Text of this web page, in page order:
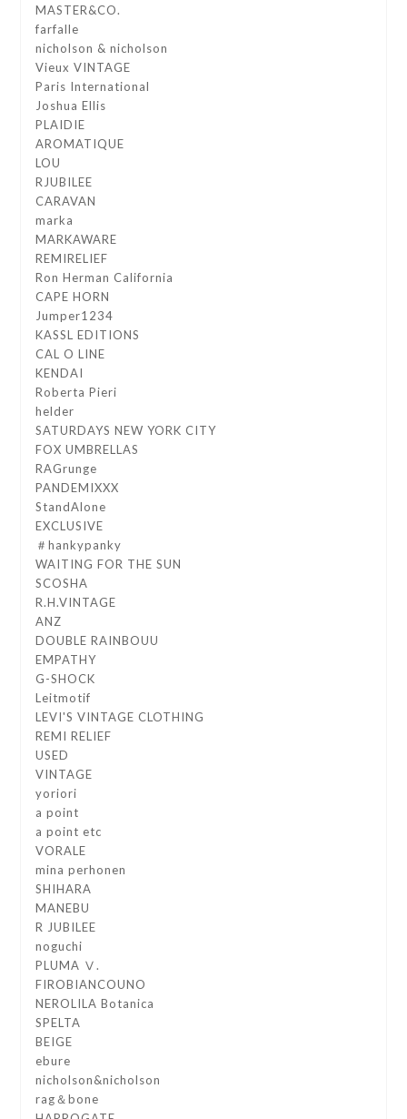
MASTER&CO.
farfalle
nicholson & nicholson
Vieux VINTAGE
Paris International
Joshua Ellis
PLAIDIE
AROMATIQUE
LOU
RJUBILEE
CARAVAN
marka
MARKAWARE
REMIRELIEF
Ron Herman California
CAPE HORN
Jumper1234
KASSL EDITIONS
CAL O LINE
KENDAI
Roberta Pieri
helder
SATURDAYS NEW YORK CITY
FOX UMBRELLAS
RAGrunge
PANDEMIXXX
StandAlone
EXCLUSIVE
＃hankypanky
WAITING FOR THE SUN
SCOSHA
R.H.VINTAGE
ANZ
DOUBLE RAINBOUU
EMPATHY
G-SHOCK
Leitmotif
LEVI'S VINTAGE CLOTHING
REMI RELIEF
USED
VINTAGE
yoriori
a point
a point etc
VORALE
mina perhonen
SHIHARA
MANEBU
R JUBILEE
noguchi
PLUMA Ⅴ.
FIROBIANCOUNO
NEROLILA Botanica
SPELTA
BEIGE
ebure
nicholson&nicholson
rag＆bone